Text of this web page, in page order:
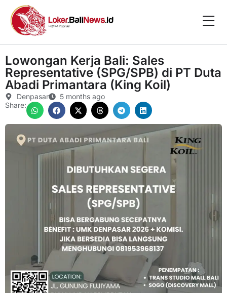
Lowongan Kerja Bali: Sales
Representative (SPG/SPB) di PT Duta
Abadi Primantara (King Koil)
Denpasar
5 months ago
Share: